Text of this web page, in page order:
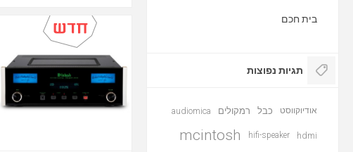
בית חכם
תגיות נפוצות
אודיוקווסט כבל רמקולים audiomica
hdmi
hifi-speaker
mcintosh